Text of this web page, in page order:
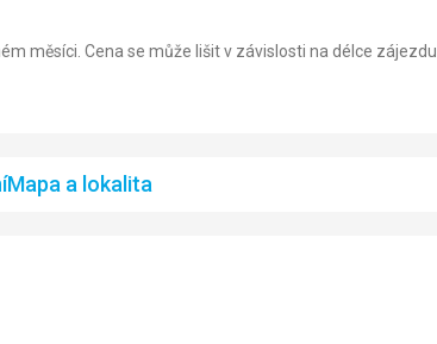
měsíci. Cena se může lišit v závislosti na délce zájezdu.
Mapa a lokalita